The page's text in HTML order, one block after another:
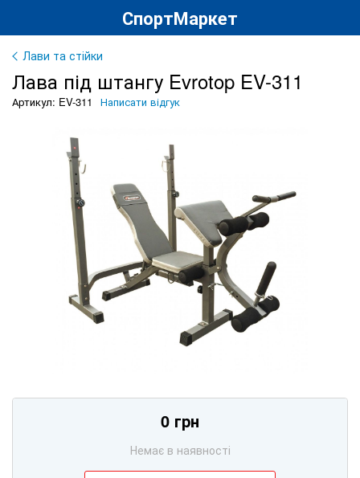
СпортМаркет
Лави та стійки
Лава під штангу Evrotop EV-311
Артикул: EV-311 Написати відгук
0 грн
Немає в наявності